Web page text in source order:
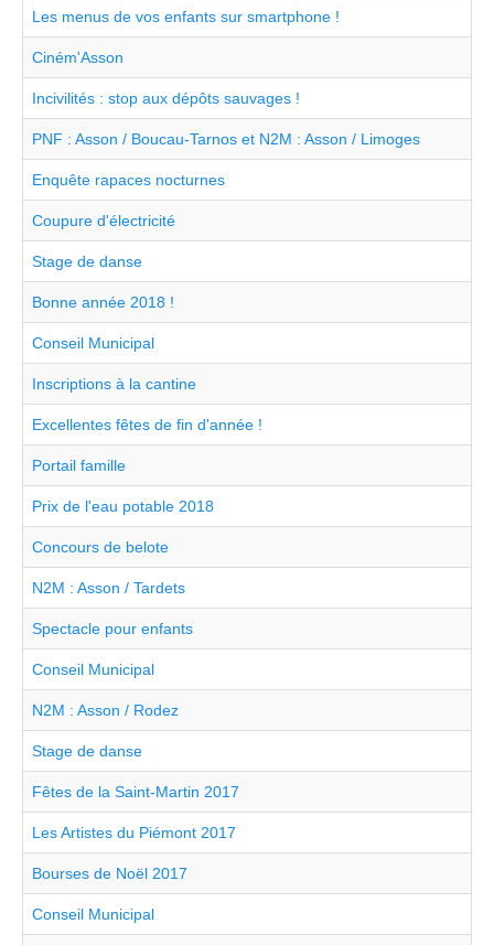
Les menus de vos enfants sur smartphone !
Ciném'Asson
Incivilités : stop aux dépôts sauvages !
PNF : Asson / Boucau-Tarnos et N2M : Asson / Limoges
Enquête rapaces nocturnes
Coupure d'électricité
Stage de danse
Bonne année 2018 !
Conseil Municipal
Inscriptions à la cantine
Excellentes fêtes de fin d'année !
Portail famille
Prix de l'eau potable 2018
Concours de belote
N2M : Asson / Tardets
Spectacle pour enfants
Conseil Municipal
N2M : Asson / Rodez
Stage de danse
Fêtes de la Saint-Martin 2017
Les Artistes du Piémont 2017
Bourses de Noël 2017
Conseil Municipal